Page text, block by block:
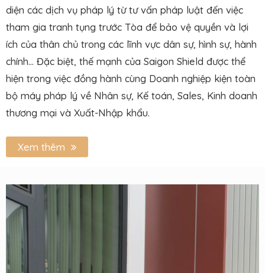
diện các dịch vụ pháp lý từ tư vấn pháp luật đến việc
tham gia tranh tụng trước Tòa để bảo vệ quyền và lợi
ích của thân chủ trong các lĩnh vực dân sự, hình sự, hành
chính… Đặc biệt, thế mạnh của Saigon Shield được thể
hiện trong việc đồng hành cùng Doanh nghiệp kiện toàn
bộ máy pháp lý về Nhân sự, Kế toán, Sales, Kinh doanh
thương mại và Xuất-Nhập khẩu.
Xem thêm